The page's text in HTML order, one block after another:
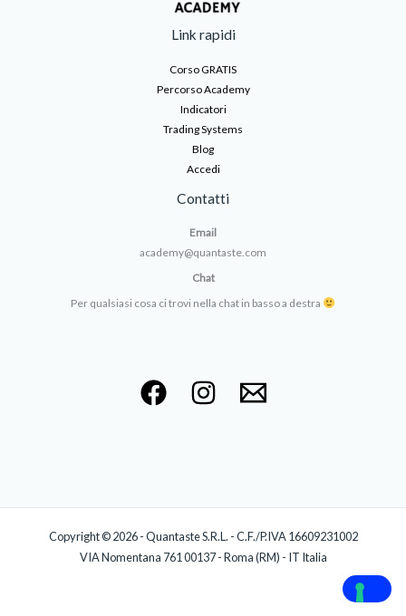
Link rapidi
Corso GRATIS
Percorso Academy
Indicatori
Trading Systems
Blog
Accedi
Contatti
Email
academy@quantaste.com
Chat
Per qualsiasi cosa ci trovi nella chat in basso a destra
Copyright © 2026 - Quantaste S.R.L. - C.F./P.IVA 16609231002
VIA Nomentana 761 00137 - Roma (RM) - IT Italia